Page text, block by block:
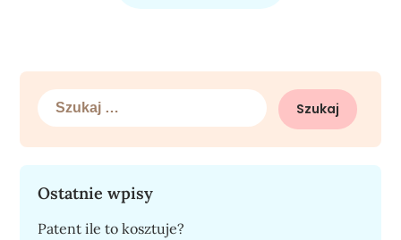
Szukaj:
Ostatnie wpisy
Patent ile to kosztuje?